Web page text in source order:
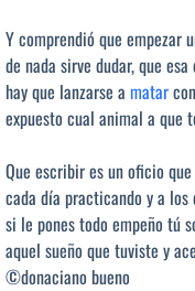
Y comprendió que empezar
de nada sirve dudar, que
hay que lanzarse a matar
expuesto cual animal a que
Que escribir es un oficio
cada día practicando y a los
si le pones todo empeño tú
aquel sueño que tuviste y
©donaciano bueno